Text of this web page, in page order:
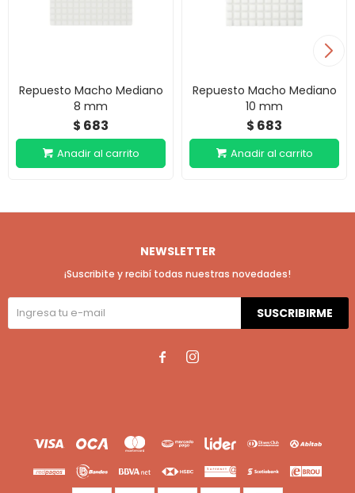
Repuesto Macho Mediano
8 mm
$ 683
Repuesto Macho Mediano
10 mm
$ 683
NEWSLETTER
¡Suscribite y recibí todas nuestras novedades!
SUSCRIBIRME
 